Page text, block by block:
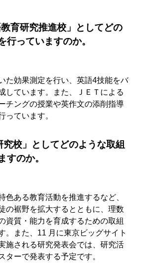
育研究推進校」としてどの
行っていますのか。
た効果測定を行い、英語4技能をバ
しています。また、ＪＥＴによる
チングの授業や英作文の添削指導
っています。
究校」としてどのような取組
すのか。
色ある教育活動を推進するなど、
の裾野を拡大するとともに、理数
資質・能力を育成するための取組
。また、11 月に東京ビッグサイト
施される研究発表会では、研究活
ターで発表する予定です。